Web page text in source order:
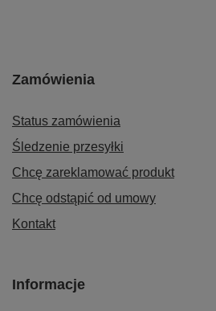
Zamówienia
Status zamówienia
Śledzenie przesyłki
Chcę zareklamować produkt
Chcę odstąpić od umowy
Kontakt
Informacje